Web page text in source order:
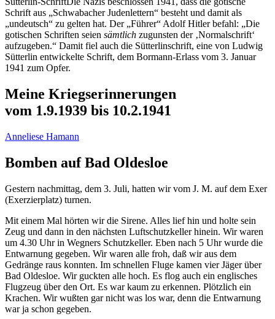
Schrift aus
Schwabacher Judenlettern
besteht und damit als
undeutsch
zu gelten hat. Der Führer Adolf Hitler befahl:
Die
gotischen Schriften seien sämtlich zugunsten der Normalschrift
aufzugeben.
Damit fiel auch die Sütterlinschrift, eine von Ludwig
Sütterlin entwickelte Schrift, dem Bormann-Erlass vom 3. Januar
1941 zum Opfer.
Meine Kriegserinnerungen
vom 1.9.1939 bis 10.2.1941
Anneliese Hamann
Bomben auf Bad Oldesloe
Gestern nachmittag, dem 3. Juli, hatten wir vom J. M. auf dem Exer
(Exerzierplatz) turnen.
Mit einem Mal hörten wir die Sirene. Alles lief hin und holte sein
Zeug und dann in den nächsten Luftschutzkeller hinein. Wir waren
um 4.30 Uhr in Wegners Schutzkeller. Eben nach 5 Uhr wurde die
Entwarnung gegeben. Wir waren alle froh, daß wir aus dem
Gedränge raus konnten. Im schnellen Fluge kamen vier Jäger über
Bad Oldesloe. Wir guckten alle hoch. Es flog auch ein englisches
Flugzeug über den Ort. Es war kaum zu erkennen. Plötzlich ein
Krachen. Wir wußten gar nicht was los war, denn die Entwarnung
war ja schon gegeben.